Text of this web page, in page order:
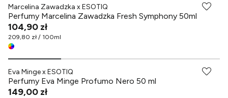
Marcelina Zawadzka x ESOTIQ
Perfumy Marcelina Zawadzka Fresh Symphony 50ml
104,90 zł
209,80 zł / 100ml
Eva Minge x ESOTIQ
Perfumy Eva Minge Profumo Nero 50 ml
149,00 zł